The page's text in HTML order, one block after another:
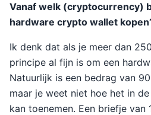
Vanaf welk (cryptocurrency)
hardware crypto wallet
Ik denk dat als je meer dan
principe al fijn is om een
Natuurlijk is een bedrag van
maar je weet niet hoe het in
kan toenemen. Een briefje van